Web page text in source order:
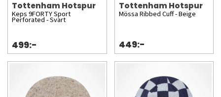
Tottenham Hotspur
Keps 9FORTY Sport
Perforated - Svart
499:-
Tottenham Hotspur
Mössa Ribbed Cuff - Beige
449:-